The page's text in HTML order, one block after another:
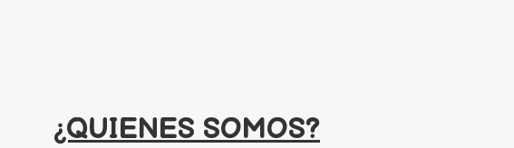
¿QUIENES SOMOS?